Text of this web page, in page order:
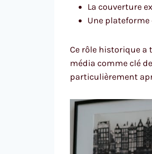
La couverture
Une
Ce rôle historique a
média comme clé
particulièrement